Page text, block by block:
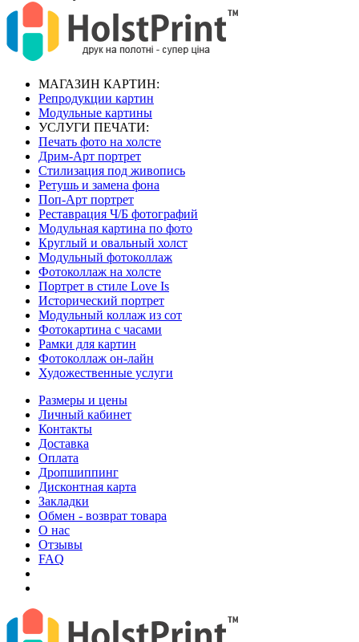
МАГАЗИН КАРТИН:
Репродукции картин
Модульные картины
УСЛУГИ ПЕЧАТИ:
Печать фото на холсте
Дрим-Арт портрет
Стилизация под живопись
Ретушь и замена фона
Поп-Арт портрет
Реставрация Ч/Б фотографий
Модульная картина по фото
Круглый и овальный холст
Модульный фотоколлаж
Фотоколлаж на холсте
Портрет в стиле Love Is
Исторический портрет
Модульный коллаж из сот
Фотокартина с часами
Рамки для картин
Фотоколлаж он-лайн
Художественные услуги
Размеры и цены
Личный кабинет
Контакты
Доставка
Оплата
Дропшиппинг
Дисконтная карта
Закладки
Обмен - возврат товара
О нас
Отзывы
FAQ